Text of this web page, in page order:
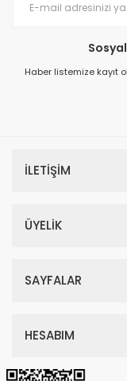
Prime ArtDECO Duvar
199,00 TL
Haber listemize kayıt
İLETİŞİM
ÜYELİK
SAYFALAR
HESABIM